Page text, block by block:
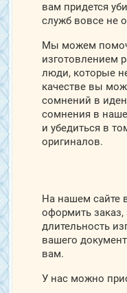
вам придется
служб вовсе не
Мы можем
изготовлением
люди, которые
качестве вы
сомнений в
сомнения в
и убедиться в
оригиналов.
На нашем сайте
оформить заказ,
длительность
вашего
вам.
У нас можно